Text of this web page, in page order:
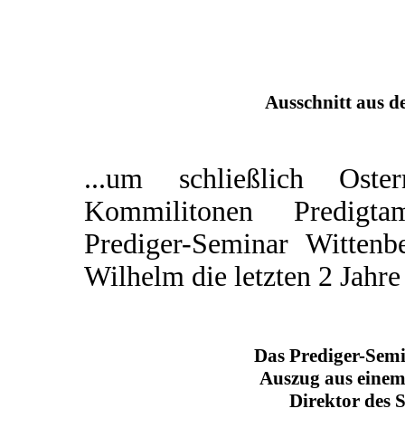
Ausschnitt aus
...um schließlich
Kommilitonen
Prediger-Seminar
Wilhelm die letzten 2
Das Prediger-
Auszug aus
Direktor des